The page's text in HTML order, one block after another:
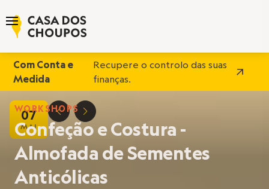
Com Conta e
Medida
Recupere o controlo das suas
finanças.
07
MAI
D E
WORKSHOPS
Confeção e Costura -
Almofada de Sementes
Anticólicas